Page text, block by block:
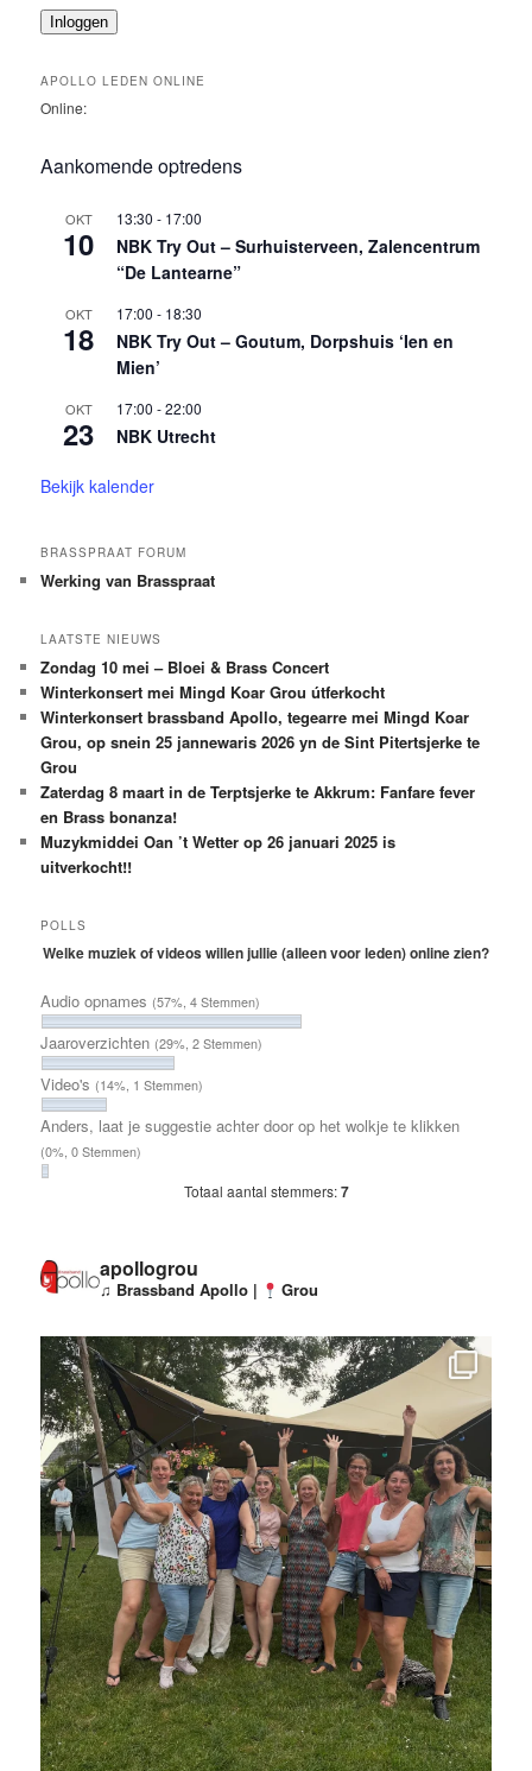
Inloggen
APOLLO LEDEN ONLINE
Online:
Aankomende optredens
OKT
10
13:30 - 17:00
NBK Try Out – Surhuisterveen, Zalencentrum
“De Lantearne”
OKT
18
17:00 - 18:30
NBK Try Out – Goutum, Dorpshuis ‘Ien en
Mien’
OKT
23
17:00 -22:00
NBK Utrecht
Bekijk kalender
BRASSPRAAT FORUM
Werking van Brasspraat
LAATSTE NIEUWS
Zondag 10 mei – Bloei & Brass Concert
Winterkonsert mei Mingd Koar Grou útferkocht
Winterkonsert brassband Apollo, tegearre mei Mingd Koar
Grou, op snein 25 jannewaris 2026 yn de Sint Pitertsjerke te
Grou
Zaterdag 8 maart in de Terptsjerke te Akkrum: Fanfare fever
en Brass bonanza!
Muzykmiddei Oan ’t Wetter op 26 januari 2025 is
uitverkocht!!
POLLS
Welke muziek of videos willen jullie (alleen voor leden) online zien?
Audio opnames (57%, 4 Stemmen)
Jaaroverzichten (29%, 2 Stemmen)
Video's (14%, 1 Stemmen)
Anders, laat je suggestie achter door op het wolkje te klikken
(0%, 0 Stemmen)
Totaal aantal stemmers:7
apollogrou
♫ Brassband Apollo | Grou